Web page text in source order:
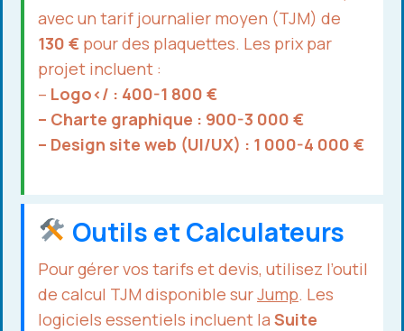
avec un tarif journalier moyen (TJM) de
130 € pour des plaquettes. Les prix par
projet incluent :
– Logo</ : 400-1 800 €
– Charte graphique : 900-3 000 €
– Design site web (UI/UX) : 1 000-4 000 €
Outils et Calculateurs
Pour gérer vos tarifs et devis, utilisez l’outil
de calcul TJM disponible surJump. Les
logiciels essentiels incluent la Suite